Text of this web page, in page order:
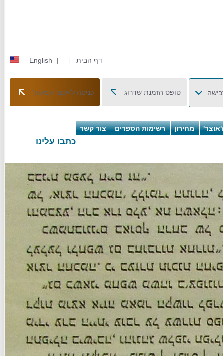
דף הבית |
English
כניסה ל'אוצר המקוון' טופס הזמנת שדרוג
מחירון רשימות הספרים צור קשר
כתבו עלינו